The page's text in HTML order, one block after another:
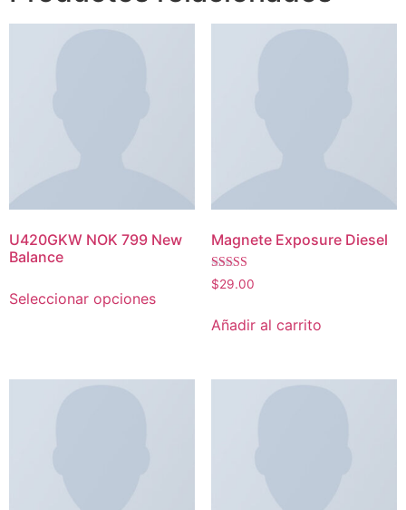
U420GKW NOK 799 New
Balance
Seleccionar opciones
Magnete Exposure Diesel
Valorado con
5.00
$29.00
Añadir al carrito